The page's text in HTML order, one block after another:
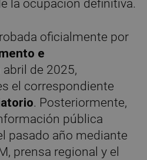
la ocupación definitiva.
oficialmente por
e
abril de 2025,
el correspondiente
. Posteriormente,
pública
pasado año mediante
prensa regional y el